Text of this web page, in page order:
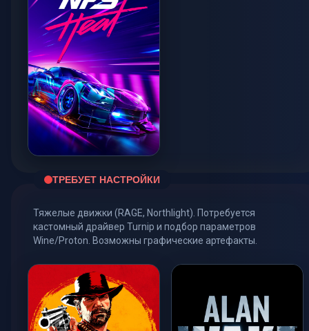
LOW / 30 FPS
ТРЕБУЕТ НАСТРОЙКИ
Тяжелые движки (RAGE, Northlight). Потребуется
кастомный драйвер Turnip и подбор параметров
Wine/Proton. Возможны графические артефакты.